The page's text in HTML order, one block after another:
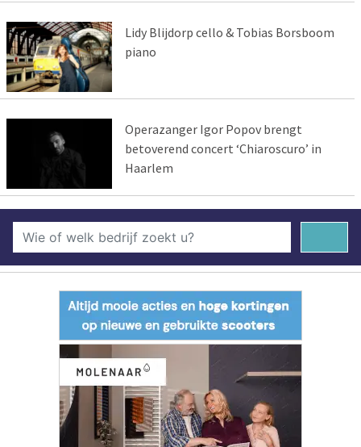
Lidy Blijdorp cello & Tobias Borsboom
piano
Operazanger Igor Popov brengt
betoverend concert ‘Chiaroscuro’ in
Haarlem